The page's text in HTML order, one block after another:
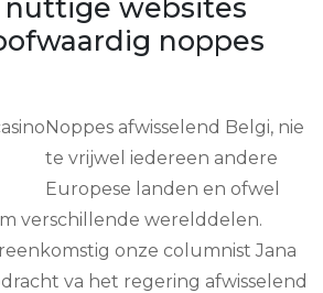
websites
noppes
Noppes afwisselend Belgi, nie
te vrijwel iedereen andere
Europese landen en ofwel
verschillende werelddelen.
onze columnist Jana
va het regering afwisselend